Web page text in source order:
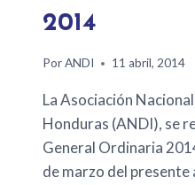
2014
PorANDI 11 abril, 2014
La Asociación
Honduras (ANDI), se
General Ordinaria
de marzo del presente